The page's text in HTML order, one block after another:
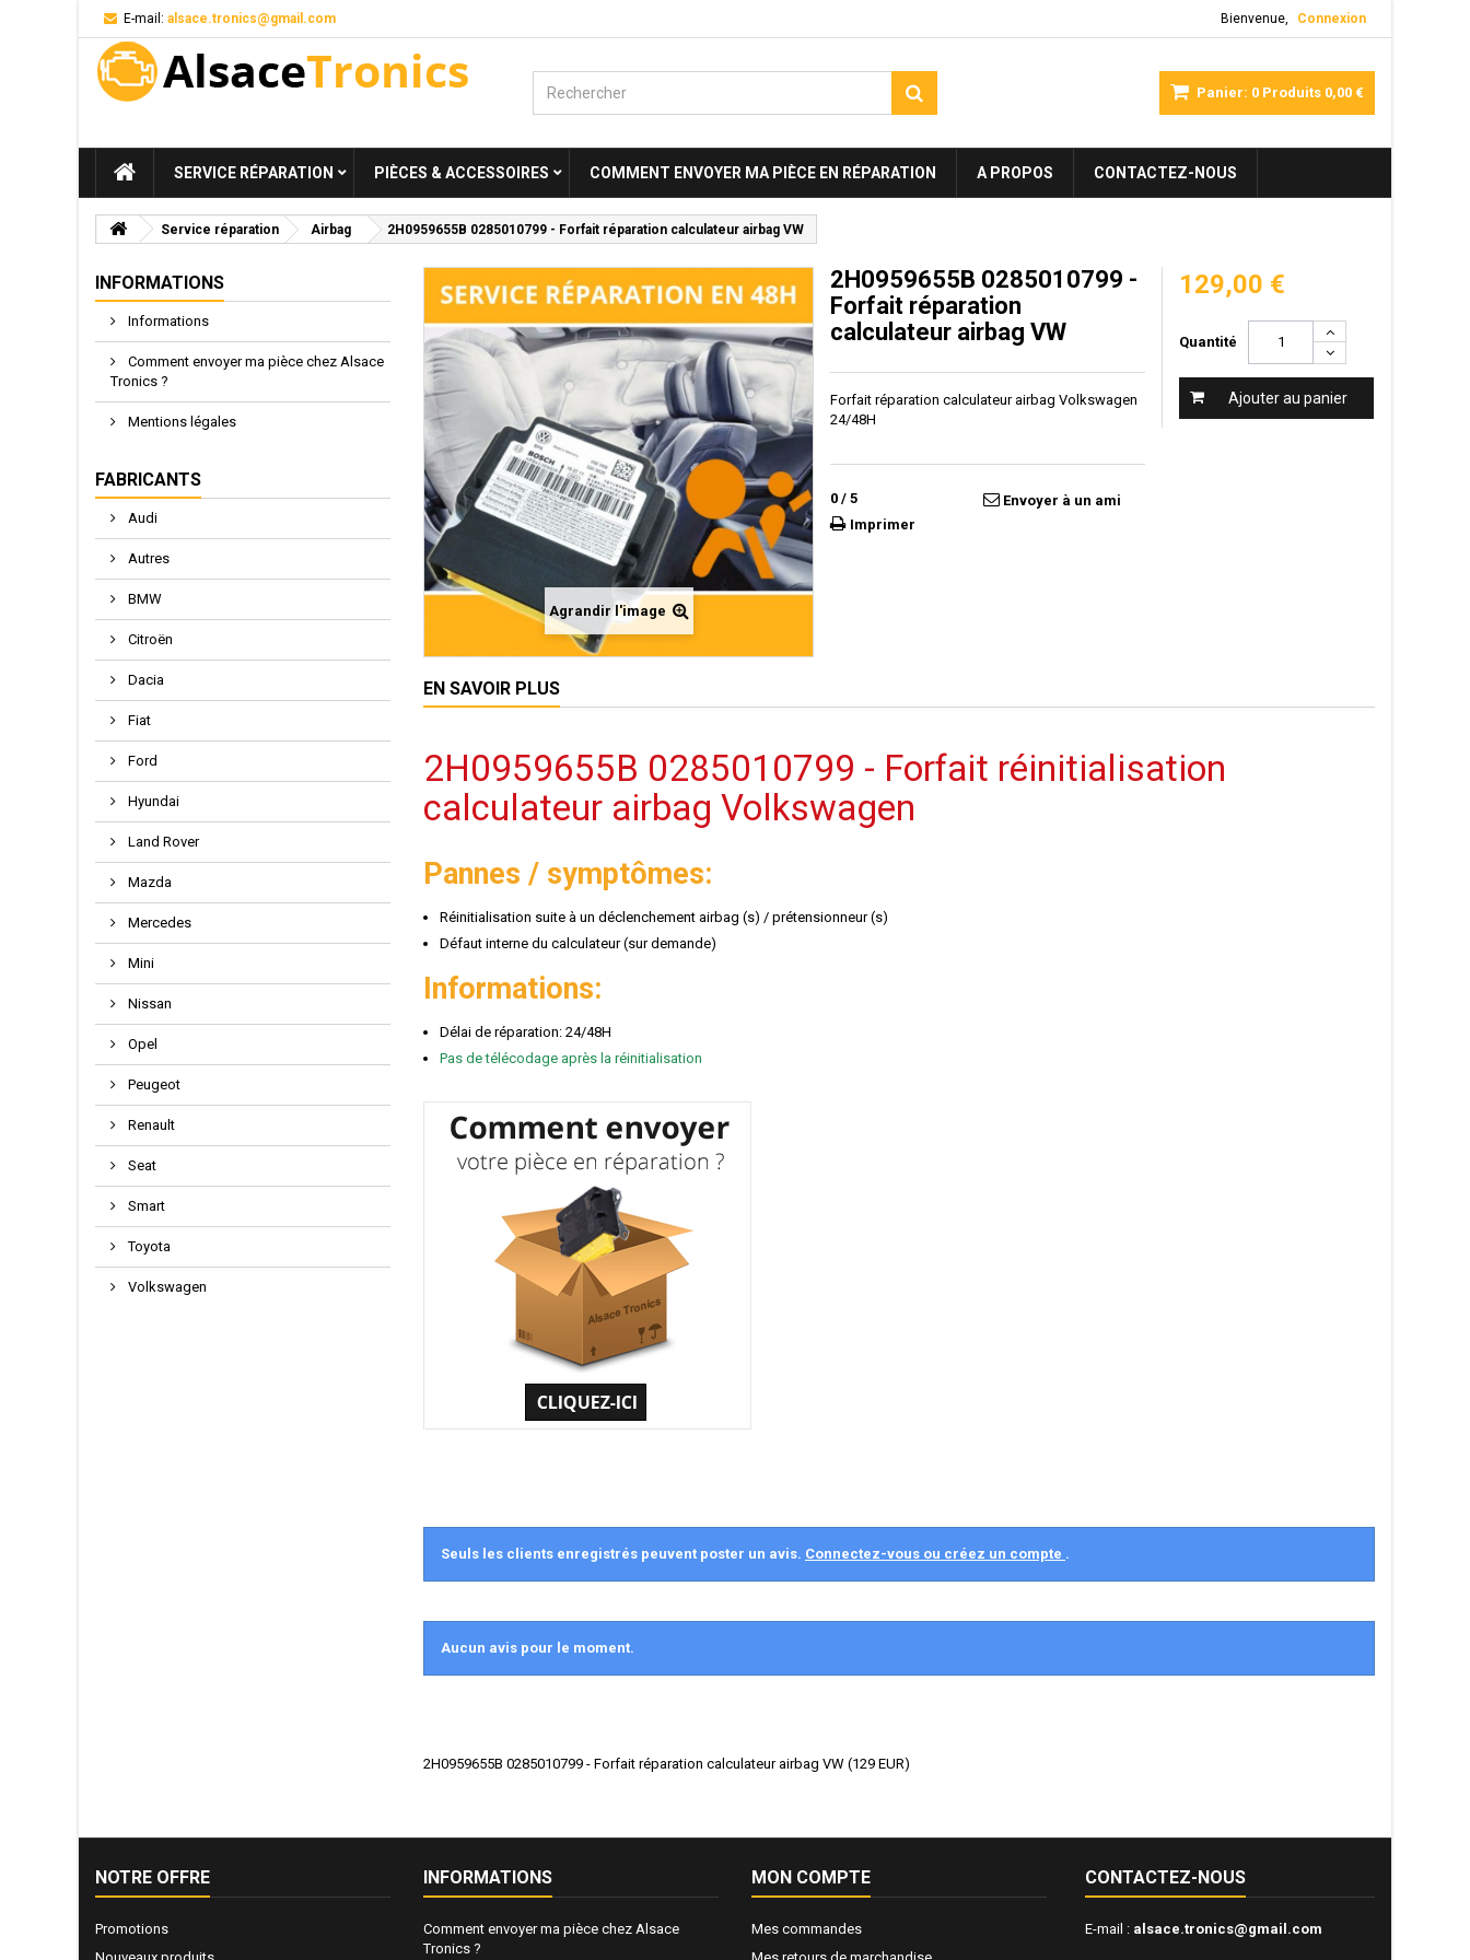
Bienvenue, Connexion
E-mail: alsace.tronics@gmail.com
Panier: 0 Produits 0,00 €
SERVICE RÉPARATION PIÈCES & ACCESSOIRES COMMENT ENVOYER MA PIÈCE EN RÉPARATION A PROPOS CONTACTEZ-NOUS
Service réparation Airbag 2H0959655B 0285010799 - Forfait réparation calculateur airbag VW
INFORMATIONS
Informations
Comment envoyer ma pièce chez Alsace
Tronics ?
Mentions légales
FABRICANTS
Audi
Autres
BMW
Citroën
Dacia
Fiat
Ford
Hyundai
Land Rover
Mazda
Mercedes
Mini
Nissan
Opel
Peugeot
Renault
Seat
Smart
Toyota
Volkswagen
Agrandir l'image
2H0959655B 0285010799 -
Forfait réparation
calculateur airbag VW
Forfait réparation calculateur airbag Volkswagen
24/48H
0 / 5
Envoyer à un ami
Imprimer
129,00 €
Quantité
Ajouter au panier
EN SAVOIR PLUS
2H0959655B 0285010799 - Forfait réinitialisation
calculateur airbag Volkswagen
Pannes / symptômes:
Réinitialisation suite à un déclenchement airbag (s) / prétensionneur (s)
Défaut interne du calculateur (sur demande)
Informations:
Délai de réparation: 24/48H
Pas de télécodage après la réinitialisation
Seuls les clients enregistrés peuvent poster un avis. Connectez-vous ou créez un compte .
Aucun avis pour le moment.
2H0959655B 0285010799 - Forfait réparation calculateur airbag VW (129 EUR)
NOTRE OFFRE
Promotions
INFORMATIONS
Comment envoyer ma pièce chez Alsace
Tronics ?
MON COMPTE
Mes commandes
CONTACTEZ-NOUS
E-mail : alsace.tronics@gmail.com